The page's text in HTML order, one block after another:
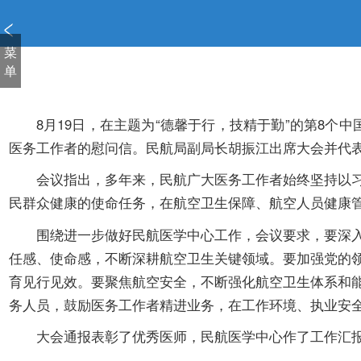
菜
单
8月19日，在主题为“德馨于行，技精于勤”的第8个中
医务工作者的慰问信。民航局副局长胡振江出席大会并代
会议指出，多年来，民航广大医务工作者始终坚持以
民群众健康的使命任务，在航空卫生保障、航空人员健康
围绕进一步做好民航医学中心工作，会议要求，要深
任感、使命感，不断深耕航空卫生关键领域。要加强党
育见行见效。要聚焦航空安全，不断强化航空卫生体系
务人员，鼓励医务工作者精进业务，在工作环境、执业安
大会通报表彰了优秀医师，民航医学中心作了工作汇
窗
口
打
开
碍
说
页
面,
Alt
加
波
浪